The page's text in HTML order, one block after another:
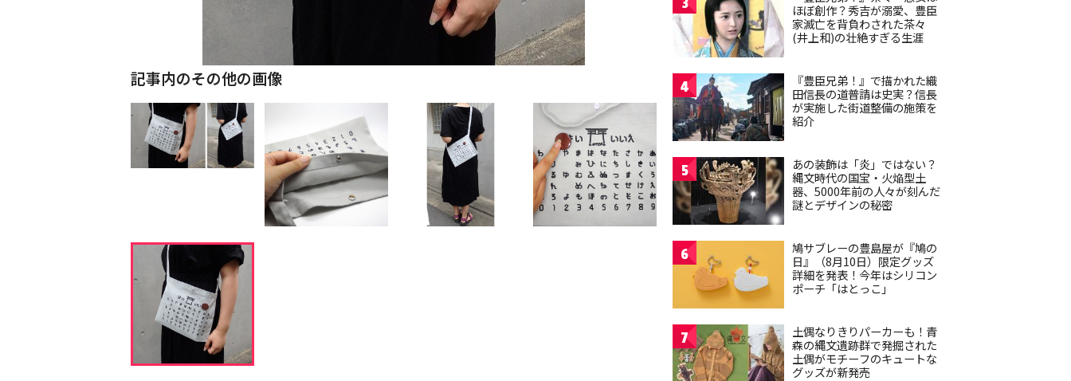
記事内のその他の画像
ほぼ創作？秀吉が溺愛、豊臣
家滅亡を背負わされた茶々
(井上和)の壮絶すぎる生涯
4
『豊臣兄弟！』で描かれた織
田信長の道普請は史実？信長
が実施した街道整備の施策を
紹介
5
あの装飾は「炎」ではない？
縄文時代の国宝・火焔型土
器、5000年前の人々が刻んだ
謎とデザインの秘密
6
鳩サブレーの豊島屋が『鳩の
日』（8月10日）限定グッズ
詳細を発表！今年はシリコン
ポーチ「はとっこ」
7
土偶なりきりパーカーも！青
森の縄文遺跡群で発掘された
土偶がモチーフのキュートな
グッズが新発売